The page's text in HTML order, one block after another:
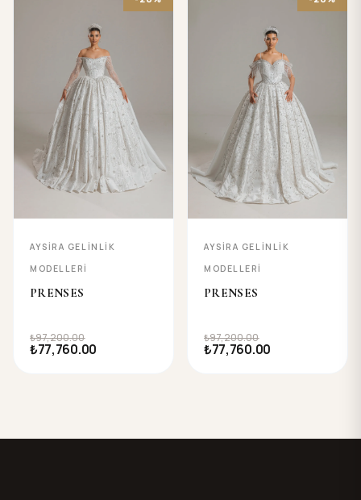
AYSIRA GELINLIK
MODELLERI
PRENSES
₺97,200.00
₺77,760.00
AYSIRA GELINLIK
MODELLERI
PRENSES
₺97,200.00
₺77,760.00